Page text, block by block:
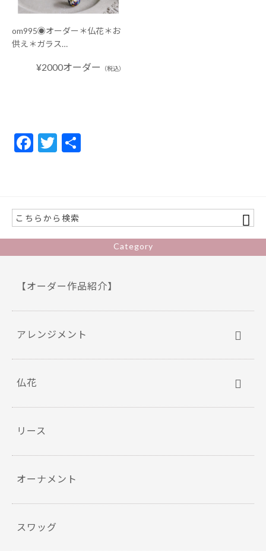
om995◉オーダー＊仏花＊お
供え＊ガラス…
¥2000オーダー （税込）
F
o
o
k
T
Category
【オーダー作品紹介】
アレンジメント
仏花
リース
オーナメント
スワッグ